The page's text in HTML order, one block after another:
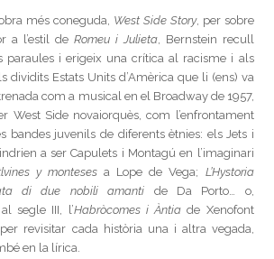
més coneguda, West Side Story, per sobre
a l’estil de Romeu i Julieta, Bernstein recull
paraules i erigeix una crítica al racisme i als
dividits Estats Units d’Amèrica que li (ens) va
com a musical en el Broadway de 1957,
West Side novaiorquès, com l’enfrontament
bandes juvenils de diferents ètnies: els Jets i
a ser Capulets i Montagú en l’imaginari
y montesesa Lope de Vega; L’Hystoria
di due nobili amanti de Da Porto… o,
segle III, l’Habròcomes i Àntiade Xenofont
per revisitar cada història una i altra vegada,
en la lírica.